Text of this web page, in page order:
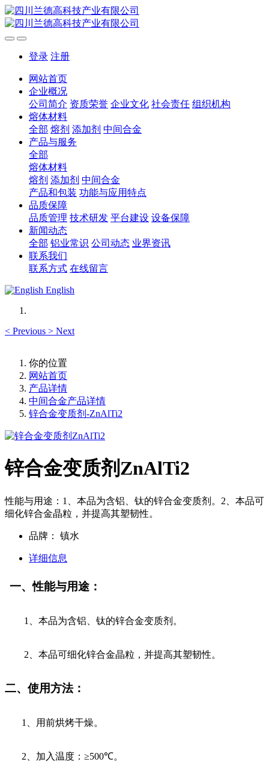
登录 注册
网站首页
企业概况
公司简介 资质荣誉 企业文化 社会责任 组织机构
熔体材料
全部 熔剂 添加剂 中间合金
产品与服务
全部
熔体材料
熔剂 添加剂 中间合金
产品和包装 功能与应用特点
品质保障
品质管理 技术研发 平台建设 设备保障
新闻动态
全部 铝业常识 公司动态 业界资讯
联系我们
联系方式 在线留言
English
< Previous > Next
你的位置
网站首页
产品详情
中间合金产品详情
锌合金变质剂-ZnAlTi2
锌合金变质剂ZnAlTi2
性能与用途：1、本品为含铝、钛的锌合金变质剂。2、本品可
细化锌合金晶粒，并提高其塑韧性。
品牌： 镇水
详细信息
一、性能与用途：
1 、本品为含铝、钛的锌合金变质剂。
2 、本品可细化锌合金晶粒，并提高其塑韧性。
二、 使用方法：
1 、用前烘烤干燥。
2 、加入温度：≥500℃。